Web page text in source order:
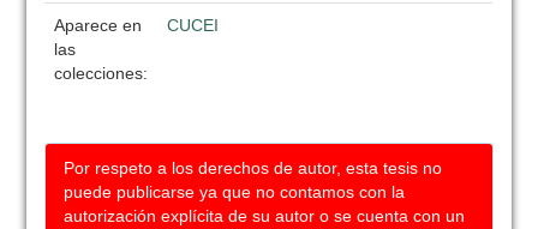
Aparece en
las
colecciones:
CUCEI
Por respeto a los derechos de autor, esta tesis no
puede publicarse ya que no contamos con la
autorización explícita de su autor o se cuenta con un